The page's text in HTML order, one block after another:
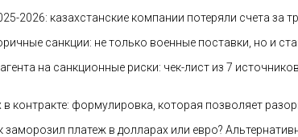
2026: казахстанские компании потеряли счета за
санкции: не только военные поставки, но и
на санкционные риски: чек-лист из 7
контракте: формулировка, которая позволяет
заморозил платеж в долларах или евро?